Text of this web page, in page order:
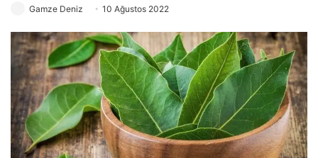
Gamze Deniz 10 Ağustos 2022